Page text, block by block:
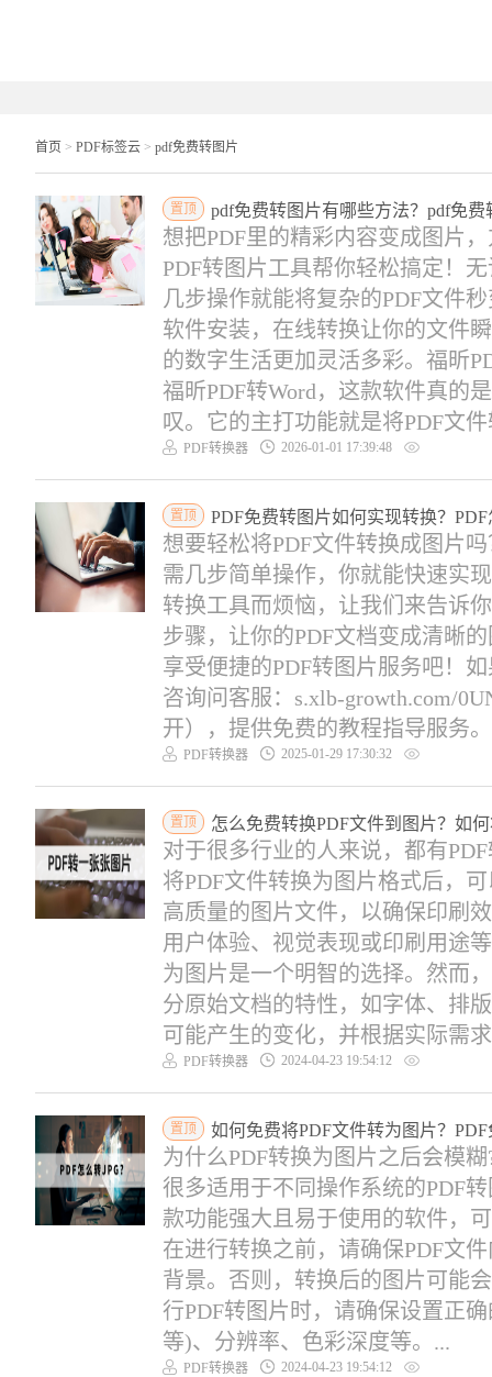
首页 > PDF标签云 > pdf免费转图片
置顶 pdf免费转图片有哪些方法？pdf免费
想把PDF里的精彩内容变成图片
PDF转图片工具帮你轻松搞定！
几步操作就能将复杂的PDF文件
软件安装，在线转换让你的文件
的数字生活更加灵活多彩。福昕
福昕PDF转Word，这款软件真的
叹。它的主打功能就是将PDF文
PDF转换器 2026-01-01 17:39:48
置顶 PDF免费转图片如何实现转换？
想要轻松将PDF文件转换成图片
需几步简单操作，你就能快速实
转换工具而烦恼，让我们来告诉
步骤，让你的PDF文档变成清晰
享受便捷的PDF转图片服务吧！
咨询问客服：s.xlb-growth.com/
开），提供免费的教程指导服务
PDF转换器 2025-01-29 17:30:32
置顶 怎么免费转换PDF文件到图片？如
对于很多行业的人来说，都有
将PDF文件转换为图片格式后，
高质量的图片文件，以确保印刷
用户体验、视觉表现或印刷用途
为图片是一个明智的选择。然而
分原始文档的特性，如字体、排
可能产生的变化，并根据实际需
PDF转换器 2024-04-23 19:54:12
置顶 如何免费将PDF文件转为图片？
为什么PDF转换为图片之后会模
很多适用于不同操作系统的PDF
款功能强大且易于使用的软件，
在进行转换之前，请确保PDF文
背景。否则，转换后的图片可能
行PDF转图片时，请确保设置正
等)、分辨率、色彩深度等。...
PDF转换器 2024-04-23 19:54:12